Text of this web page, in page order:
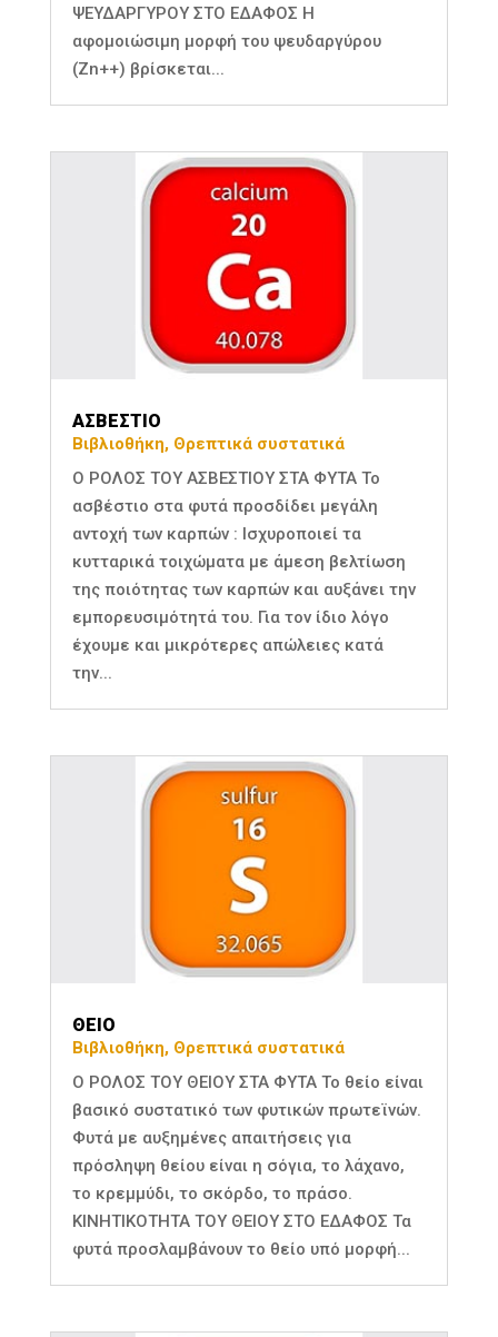
ΨΕΥΔΑΡΓΥΡΟΥ ΣΤΟ ΕΔΑΦΟΣ Η
αφομοιώσιμη μορφή του ψευδαργύρου
(Zn++) βρίσκεται...
ΑΣΒΕΣΤΙΟ
Βιβλιοθήκη, Θρεπτικά συστατικά
Ο ΡΟΛΟΣ ΤΟΥ ΑΣΒΕΣΤΙΟΥ ΣΤΑ ΦΥΤΑ Το
ασβέστιο στα φυτά προσδίδει μεγάλη
αντοχή των καρπών : Ισχυροποιεί τα
κυτταρικά τοιχώματα με άμεση βελτίωση
της ποιότητας των καρπών και αυξάνει την
εμπορευσιμότητά του. Για τον ίδιο λόγο
έχουμε και μικρότερες απώλειες κατά
την...
ΘΕΙΟ
Βιβλιοθήκη, Θρεπτικά συστατικά
Ο ΡΟΛΟΣ ΤΟΥ ΘΕΙΟΥ ΣΤΑ ΦΥΤΑ Το θείο είναι
βασικό συστατικό των φυτικών πρωτεϊνών.
Φυτά µε αυξημένες απαιτήσεις για
πρόσληψη θείου είναι η σόγια, το λάχανο,
το κρεμμύδι, το σκόρδο, το πράσο.
ΚΙΝΗΤΙΚΟΤΗΤΑ ΤΟΥ ΘΕΙΟΥ ΣΤΟ ΕΔΑΦΟΣ Τα
φυτά προσλαμβάνουν το θείο υπό μορφή...